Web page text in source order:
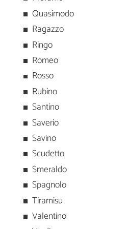
Quasimodo
Ragazzo
Ringo
Romeo
Rosso
Rubino
Santino
Saverio
Savino
Scudetto
Smeraldo
Spagnolo
Tiramisu
Valentino